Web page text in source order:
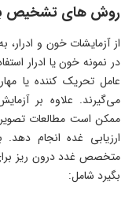
روش های تشخیص
از آزمایشات خون و ادرار،
در نمونه خون یا ادرار
عامل تحریک کننده یا
می‌گیرند. علاوه بر
ممکن است مطالعات
ارزیابی غده انجام
متخصص غدد درون ریز
بگیرد شامل: